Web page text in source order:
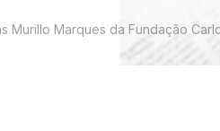
Murillo Marques da Fundação